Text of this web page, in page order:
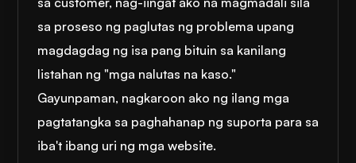
sa proseso ng paglutas ng problema upang
magdagdag ng isa pang bituin sa kanilang
listahan ng "mga nalutas na kaso."
Gayunpaman, nagkaroon ako ng ilang mga
pagtatangka sa paghahanap ng suporta para sa
iba't ibang uri ng mga website.